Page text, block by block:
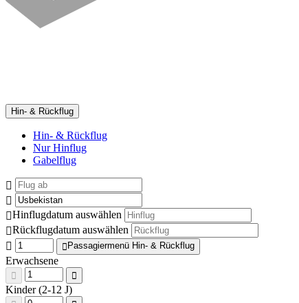
Hin- & Rückflug
Hin- & Rückflug
Nur Hinflug
Gabelflug
Hinflugdatum auswählen
Rückflugdatum auswählen
Passagiermenü Hin- & Rückflug
Erwachsene
Kinder (2-12 J)